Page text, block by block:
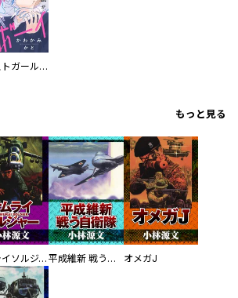
ゴーストガール・ミーツ・ボーイ
もっと見る
サムライソルジャー SAMURAI SOLDIER 平成維新 戦う自衛隊 オメガJ